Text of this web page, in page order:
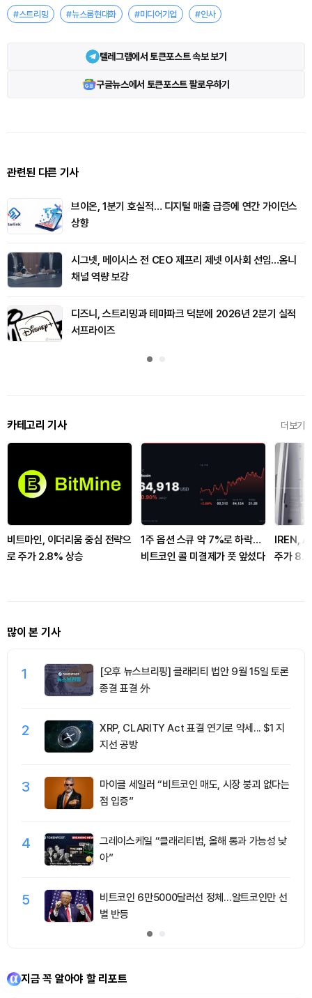
#스트리밍 #뉴스룸현대화 #미디어기업 #인사
텔레그램에서 토큰포스트 속보 보기
구글뉴스에서 토큰포스트 팔로우하기
관련된 다른 기사
브이온, 1분기 호실적… 디지털 매출 급증에 연간 가이던스
상향
시그넷, 메이시스 전 CEO 제프리 제넷 이사회 선임…옴니
채널 역량 보강
디즈니, 스트리밍과 테마파크 덕분에 2026년 2분기 실적
서프라이즈
카테고리 기사 더보기
비트마인, 이더리움 중심 전략으
로 주가 2.8% 상승
1주 옵션 스큐 약 7%로 하락…
비트코인 콜 미결제가 풋 앞섰다
IREN,
주가
많이 본 기사
1
[오후 뉴스브리핑] 클래리티 법안 9월 15일 토론
종결 표결 外
2
XRP, CLARITY Act 표결 연기로 약세... $1 지
지선 공방
3
마이클 세일러 “비트코인 매도, 시장 붕괴 없다는
점 입증”
4
그레이스케일 “클래리티법, 올해 통과 가능성 낮
아”
5
비트코인 6만5000달러선 정체…알트코인만 선
별 반등
지금 꼭 알아야 할 리포트